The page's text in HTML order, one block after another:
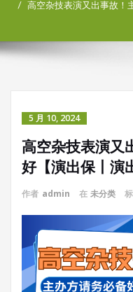
高空杂技表演又出事故！
5 月 10, 2024
高空杂技表演又
好【演出保丨演
作者 admin 在 未分类